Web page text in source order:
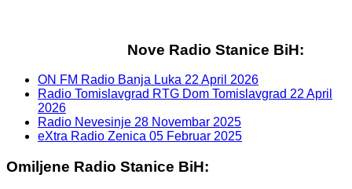
Nove Radio Stanice BiH:
ON FM Radio Banja Luka 22 April 2026
Radio Tomislavgrad RTG Dom Tomislavgrad 22 April
2026
Radio Nevesinje 28 Novembar 2025
eXtra Radio Zenica 05 Februar 2025
Omiljene Radio Stanice BiH: